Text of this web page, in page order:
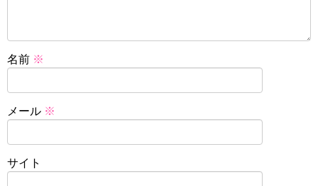
名前 ※
メール ※
サイト